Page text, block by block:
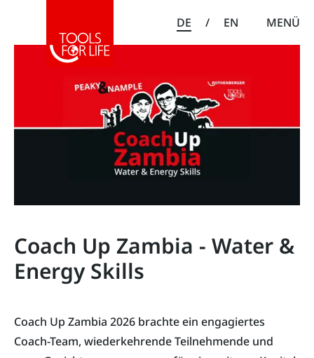
DE / EN MENÜ
Coach Up Zambia - Water &
Energy Skills
Coach Up Zambia 2026 brachte ein engagiertes
Coach-Team, wiederkehrende Teilnehmende und